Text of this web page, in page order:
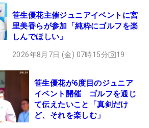
笹生優花主催ジュニアイベントに宮
里美香らが参加「純粋にゴルフを楽
しんでほしい」
2026年8月7日 (金) 07時15分 19
笹生優花が6度目のジュニア
イベント開催 ゴルフを通じ
て伝えたいこと「真剣だけ
ど、それを楽しむ」